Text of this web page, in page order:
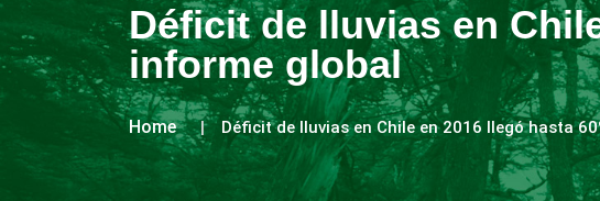
Déficit de lluvias en
informe global
Home Déficit de lluvias en Chile en 2016 llegó hasta